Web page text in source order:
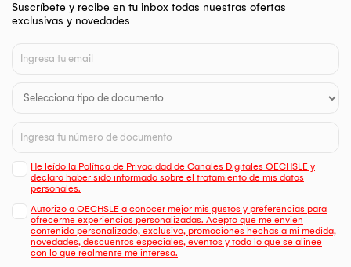
Suscríbete y recibe en tu inbox todas nuestras ofertas
exclusivas y novedades
He leído la Política de Privacidad de Canales Digitales OECHSLE y
declaro haber sido informado sobre el tratamiento de mis datos
personales.
Autorizo a OECHSLE a conocer mejor mis gustos y preferencias para
ofrecerme experiencias personalizadas. Acepto que me envien
contenido personalizado, exclusivo, promociones hechas a mi medida,
novedades, descuentos especiales, eventos y todo lo que se alinee
con lo que realmente me interesa.